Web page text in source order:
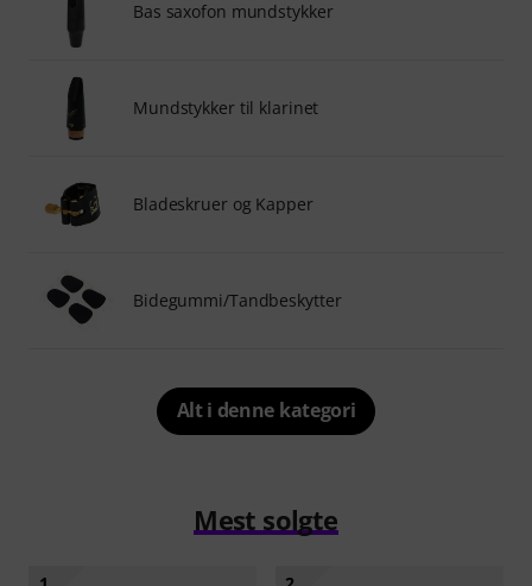
Bas saxofon mundstykker
Mundstykker til klarinet
Bladeskruer og Kapper
Bidegummi/Tandbeskytter
Alt i denne kategori
Mest solgte